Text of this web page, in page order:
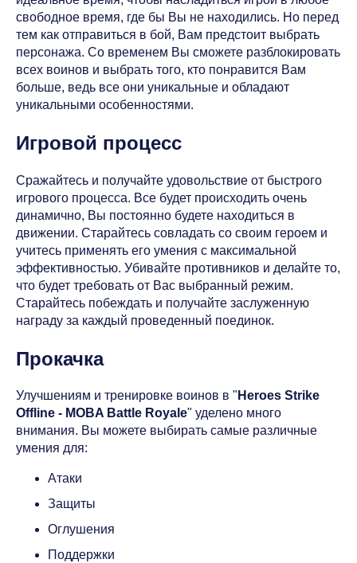
свободное время, где бы Вы не находились. Но перед
тем как отправиться в бой, Вам предстоит выбрать
персонажа. Со временем Вы сможете разблокировать
всех воинов и выбрать того, кто понравится Вам
больше, ведь все они уникальные и обладают
уникальными особенностями.
Игровой процесс
Сражайтесь и получайте удовольствие от быстрого
игрового процесса. Все будет происходить очень
динамично, Вы постоянно будете находиться в
движении. Старайтесь совладать со своим героем и
учитесь применять его умения с максимальной
эффективностью. Убивайте противников и делайте то,
что будет требовать от Вас выбранный режим.
Старайтесь побеждать и получайте заслуженную
награду за каждый проведенный поединок.
Прокачка
Улучшениям и тренировке воинов в " Heroes Strike
Offline - MOBA Battle Royale" уделено много
внимания. Вы можете выбирать самые различные
умения для:
Атаки
Защиты
Оглушения
Поддержки